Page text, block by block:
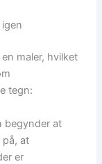
maler, hvilket
tegn:
begynder at
på, at
er